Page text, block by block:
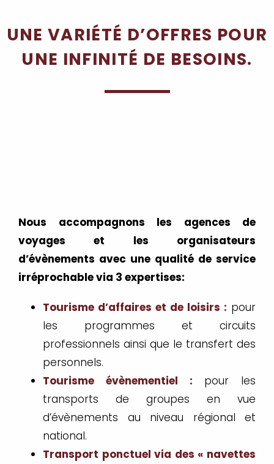
UNE VARIÉTÉ D’OFFRES POUR
UNE INFINITÉ DE BESOINS.
Nous accompagnons les agences de
voyages et les organisateurs
d’évènements avec une qualité de service
irréprochable via 3 expertises:
Tourisme d’affaires et de loisirs : pour
les programmes et circuits
professionnels ainsi que le transfert des
personnels.
Tourisme évènementiel : pour les
transports de groupes en vue
d’évènements au niveau régional et
national.
Transport ponctuel via des « navettes